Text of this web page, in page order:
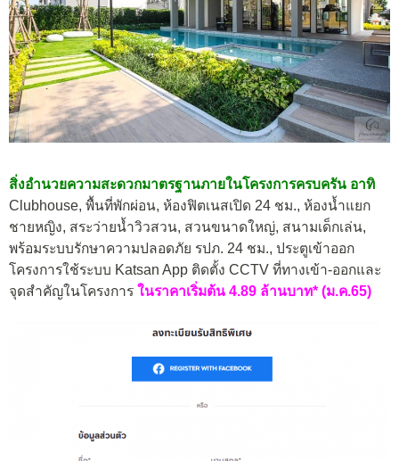
สิ่งอำนวยความสะดวกมาตรฐานภายในโครงการครบครัน อาทิ
Clubhouse, พื้นที่พักผ่อน, ห้องฟิตเนสเปิด 24 ชม., ห้องน้ำแยก
ชายหญิง, สระว่ายน้ำวิวสวน, สวนขนาดใหญ่, สนามเด็กเล่น,
พร้อมระบบรักษาความปลอดภัย รปภ. 24 ชม., ประตูเข้าออก
โครงการใช้ระบบ Katsan App ติดตั้ง CCTV ที่ทางเข้า-ออกและ
จุดสำคัญในโครงการ ในราคาเริ่มต้น 4.89 ล้านบาท* (ม.ค.65)